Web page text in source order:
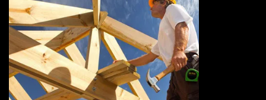
Couvreur charpentier 73
Savoie